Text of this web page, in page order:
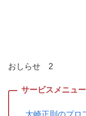
おしらせ 2
大崎正則のプロ